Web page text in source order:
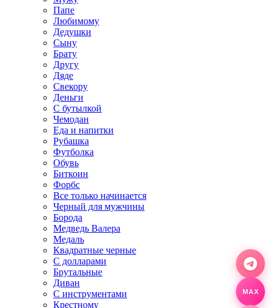
Папе
Любимому
Дедушки
Сыну
Брату
Другу
Дяде
Свекору
Деньги
С бутылкой
Чемодан
Еда и напитки
Рубашка
Футболка
Обувь
Биткоин
Форбс
Все только начинается
Черный для мужчины
Борода
Медведь Валера
Медаль
Квадратные черные
С долларами
Брутальные
Диван
С инструментами
Крестному
MAX